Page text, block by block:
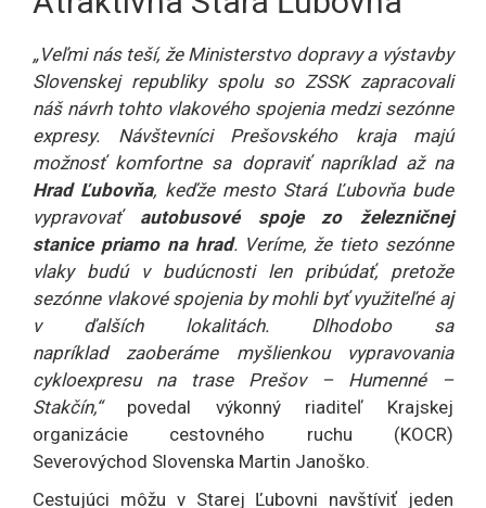
„Veľmi nás teší, že Ministerstvo dopravy a výstavby
Slovenskej republiky spolu so ZSSK zapracovali
náš návrh tohto vlakového spojenia medzi sezónne
expresy. Návštevníci Prešovského kraja majú
možnosť komfortne sa dopraviť napríklad až na
Hrad Ľubovňa, keďže mesto Stará Ľubovňa bude
vypravovať autobusové spoje zo železničnej
stanice priamo na hrad. Veríme, že tieto sezónne
vlaky budú v budúcnosti len pribúdať, pretože
sezónne vlakové spojenia by mohli byť využiteľné aj
v ďalších lokalitách. Dlhodobo sa
napríklad zaoberáme myšlienkou vypravovania
cykloexpresu na trase Prešov – Humenné –
Stakčín,“povedal výkonný riaditeľ Krajskej
organizácie cestovného ruchu (KOCR)
Severovýchod Slovenska Martin Janoško.
Cestujúci môžu v Starej Ľubovni navštíviť jeden